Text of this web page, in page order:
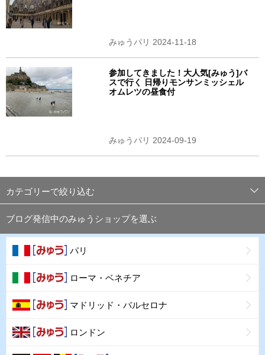
みゅうパリ 2024-11-18
参加してきました！大人気[みゅう]バ
スで行く 日帰りモンサンミッシェル
オムレツの昼食付
みゅうパリ 2024-09-19
カテゴリーで絞り込む
ブログ発信中のみゅうショップを選ぶ
パリ
ローマ・ベネチア
マドリッド・バルセロナ
ロンドン